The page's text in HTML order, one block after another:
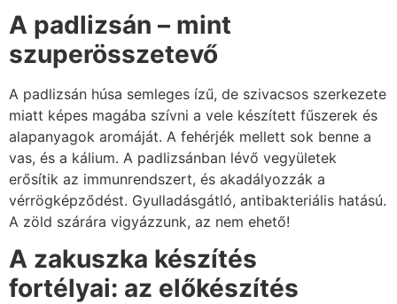
A padlizsán – mint
szuperösszetevő
A padlizsán húsa semleges ízű, de szivacsos szerkezete
miatt képes magába szívni a vele készített fűszerek és
alapanyagok aromáját. A fehérjék mellett sok benne a
vas, és a kálium. A padlizsánban lévő vegyületek
erősítik az immunrendszert, és akadályozzák a
vérrögképződést. Gyulladásgátló, antibakteriális hatású.
A zöld szárára vigyázzunk, az nem ehető!
A zakuszka készítés
fortélyai: az előkészítés